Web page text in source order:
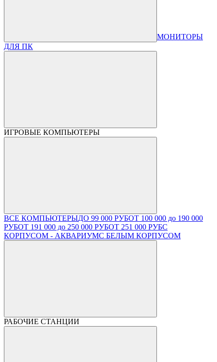
МОНИТОРЫ
ДЛЯ ПК
ИГРОВЫЕ КОМПЬЮТЕРЫ
ВСЕ КОМПЬЮТЕРЫДО 99 000 РУБОТ 100 000 до 190 000
РУБОТ 191 000 до 250 000 РУБОТ 251 000 РУБС
КОРПУСОМ - АКВАРИУМС БЕЛЫМ КОРПУСОМ
РАБОЧИЕ СТАНЦИИ